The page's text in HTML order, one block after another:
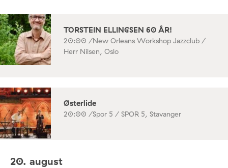
TORSTEIN ELLINGSEN 60 ÅR!
20:00 /New Orleans Workshop Jazzclub /
Herr Nilsen, Oslo
Østerlide
20:00 /Spor 5 / SPOR 5, Stavanger
20. august